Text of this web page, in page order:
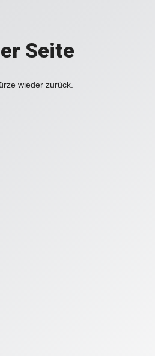
Seite
wieder zurück.